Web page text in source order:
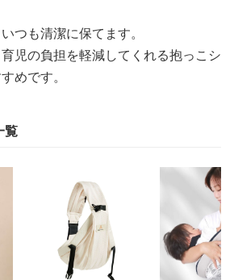
つも清潔に保てます。
児の負担を軽減してくれる抱っこシ
めです。
覧